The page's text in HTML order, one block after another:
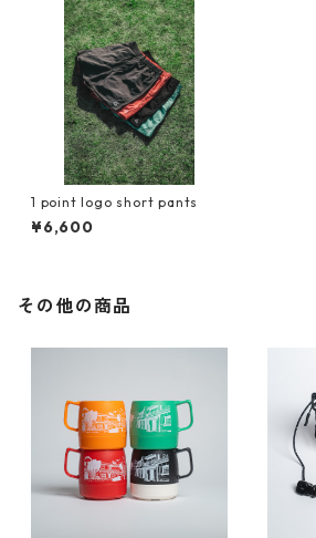
1 point logo short pants
¥6,600
その他の商品